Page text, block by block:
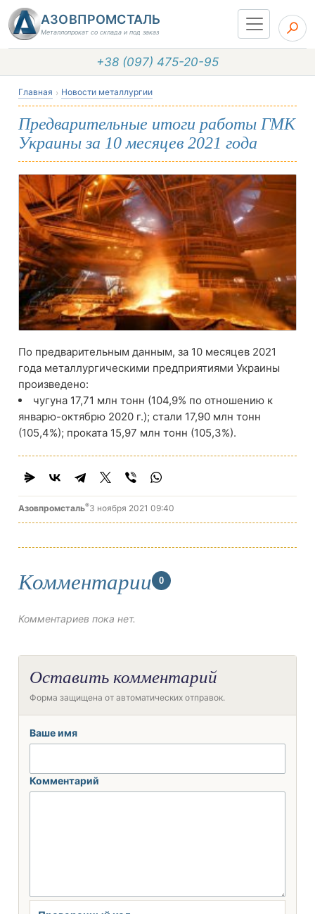
АЗОВПРОМСТАЛЬ
Металлопрокат со склада и под заказ
+38 (097) 475-20-95
Главная Новости металлургии
Предварительные итоги работы ГМК
Украины за 10 месяцев 2021 года
По предварительным данным, за 10 месяцев 2021
года металлургическими предприятиями Украины
произведено:
чугуна 17,71 млн тонн (104,9% по отношению к
январю-октябрю 2020 г.); стали 17,90 млн тонн
(105,4%); проката 15,97 млн ​​тонн (105,3%).
Азовпромсталь®3 ноября 2021 09:40
Комментарии 0
Комментариев пока нет.
Оставить комментарий
Форма защищена от автоматических отправок.
Ваше имя
Комментарий